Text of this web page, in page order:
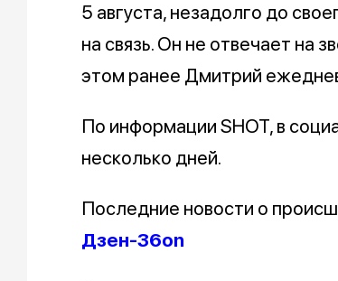
5 августа, незадолго до
на связь. Он не отвечает на
этом ранее Дмитрий
По информации SHOT, в
несколько дней.
Последние новости о
Дзен-36on